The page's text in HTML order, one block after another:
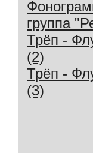
группа
Трёп -
(2)
Трёп -
(3)